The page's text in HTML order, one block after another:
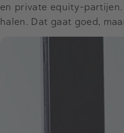
en private equity-
halen. Dat gaat goed,